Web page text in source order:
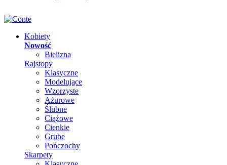
Kobiety
Nowość
Bielizna
Rajstopy
Klasyczne
Modelujące
Wzorzyste
Ażurowe
Ślubne
Ciążowe
Cienkie
Grube
Pończochy
Skarpety